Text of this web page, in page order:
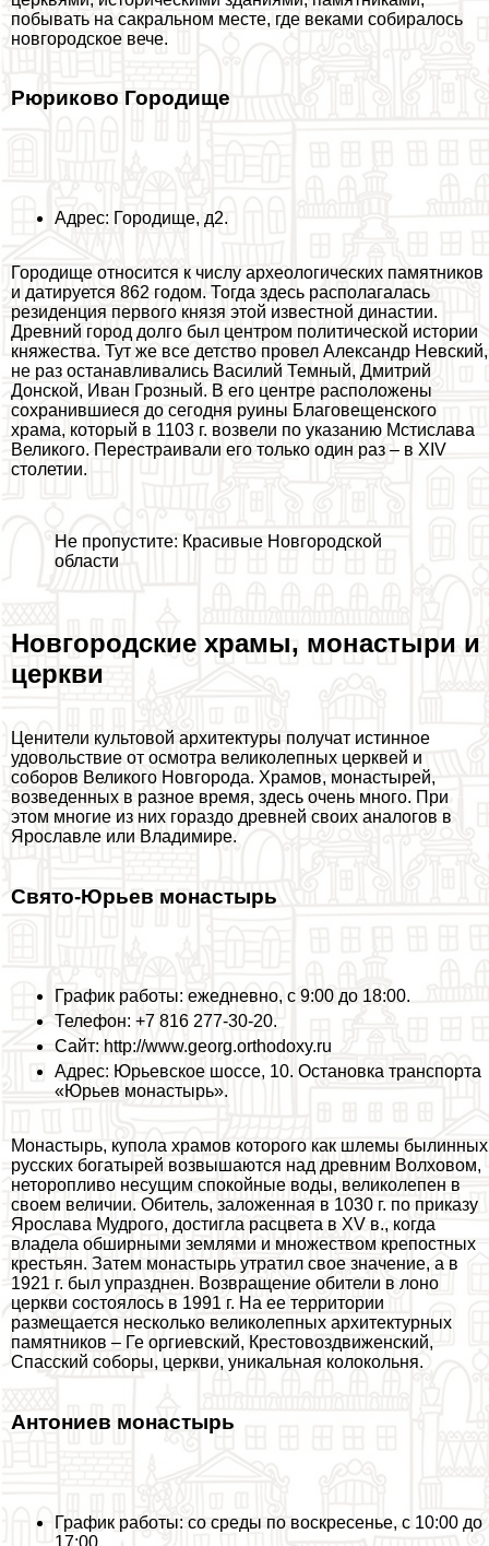
побывать на сакральном месте, где веками собиралось
новгородское вече.
Рюриково Городище
Адрес: Городище, д2.
Городище относится к числу археологических памятников
и датируется 862 годом. Тогда здесь располагалась
резиденция первого князя этой известной династии.
Древний город долго был центром политической истории
княжества. Тут же все детство провел Александр Невский,
не раз останавливались Василий Темный, Дмитрий
Донской, Иван Грозный. В его центре расположены
сохранившиеся до сегодня руины Благовещенского
храма, который в 1103 г. возвели по указанию Мстислава
Великого. Перестраивали его только один раз – в XIV
столетии.
Не пропустите: Красивые Новгородской
области
Новгородские храмы, монастыри и
церкви
Ценители культовой архитектуры получат истинное
удовольствие от осмотра великолепных церквей и
соборов Великого Новгорода. Храмов, монастырей,
возведенных в разное время, здесь очень много. При
этом многие из них гораздо древней своих аналогов в
Ярославле или Владимире.
Свято-Юрьев монастырь
График работы: ежедневно, с 9:00 до 18:00.
Телефон: +7 816 277-30-20.
Сайт: http://www.georg.orthodoxy.ru
Адрес: Юрьевское шоссе, 10. Остановка трaнcпорта
«Юрьев монастырь».
Монастырь, купола храмов которого как шлемы былинных
русских богатырей возвышаются над древним Волховом,
неторопливо несущим спокойные воды, великолепен в
своем величии. Обитель, заложенная в 1030 г. по приказу
Ярослава Мудрого, достигла расцвета в XV в., когда
владела обширными землями и множеством крепостных
крестьян. Затем монастырь утратил свое значение, а в
1921 г. был упразднен. Возвращение обители в лоно
церкви состоялось в 1991 г. На ее территории
размещается несколько великолепных архитектурных
памятников – Ге opгиевский, Крестовоздвиженский,
Спасский соборы, церкви, уникальная колокольня.
Антониев монастырь
График работы: со среды по воскресенье, с 10:00 до
17:00.